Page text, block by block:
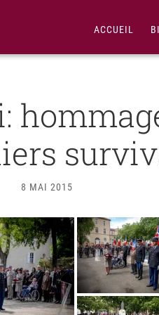
ACCUEIL
8 MAI 2015